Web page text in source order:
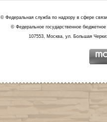
© Федеральная служба по надзору в сфере
© Федеральное государственное
107553, Москва, ул. Большая